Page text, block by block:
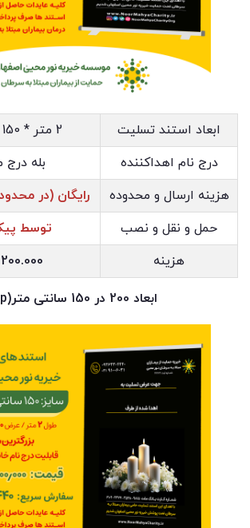
ابعاد استند تسلیت
2 متر * 150 سانتی متر
درج نام اهداکننده
بله
هزینه ارسال و محدوده
رایگان (در
حمل و نقل و نصب
توسط
هزینه
ابعاد 200 در 150 سانتی متر(vip)